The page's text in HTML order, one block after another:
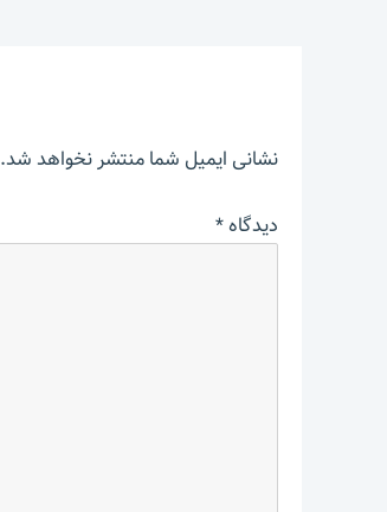
نشانی ایمیل شما منتشر نخواهد شد.
دیدگاه*